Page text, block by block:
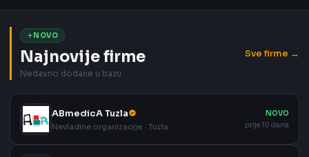
NOVO
Najnovije firme
Nedavno dodane u bazu
Sve firme →
ABmedicA Tuzla
Nevladine organizacije · Tuzla
NOVO
prije 10 dana